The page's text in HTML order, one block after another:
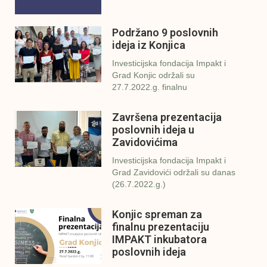
Podržano 9 poslovnih
ideja iz Konjica
Investicijska fondacija Impakt i
Grad Konjic održali su
27.7.2022.g. finalnu
Završena prezentacija
poslovnih ideja u
Zavidovićima
Investicijska fondacija Impakt i
Grad Zavidovići održali su danas
(26.7.2022.g.)
Konjic spreman za
finalnu prezentaciju
IMPAKT inkubatora
poslovnih ideja